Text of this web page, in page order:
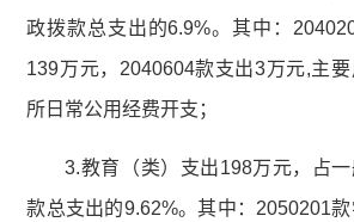
政拨款总支出的6.9%。其中：
139万元，2040604款支出3万元,主
所日常公用经费开支；
3.教育（类）支出198万元，占
款总支出的9.62%。其中：2050201